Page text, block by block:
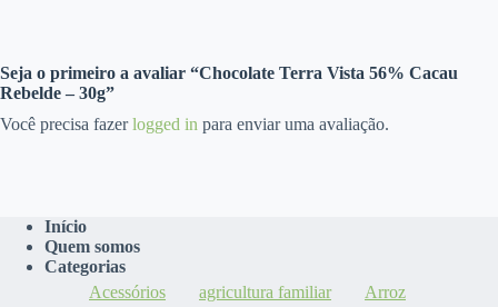
Seja o primeiro a avaliar “Chocolate Terra Vista 56% Cacau
Rebelde – 30g”
Você precisa fazerlogged in para enviar uma avaliação.
Início
Quem somos
Categorias
Acessórios
agricultura familiar
Arroz